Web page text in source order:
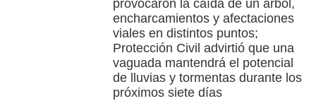
provocaron la caída de un árbol,
encharcamientos y afectaciones
viales en distintos puntos;
Protección Civil advirtió que una
vaguada mantendrá el potencial
de lluvias y tormentas durante los
próximos siete días